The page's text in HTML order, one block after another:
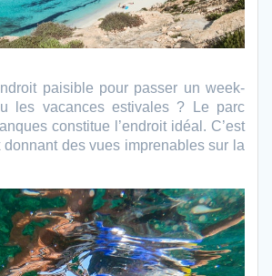
paisible pour passer un week-
les vacances estivales ? Le parc
constitue l’endroit idéal. C’est
des vues imprenables sur la